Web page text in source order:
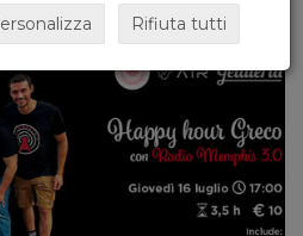
Rifiuta tutti